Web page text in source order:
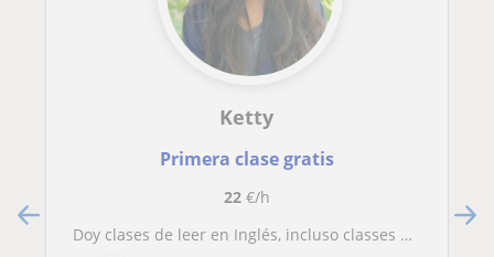
Ketty
Primera clase gratis
22€/h
Doy clases de leer en Inglés, incluso classes de comprensión y gramática